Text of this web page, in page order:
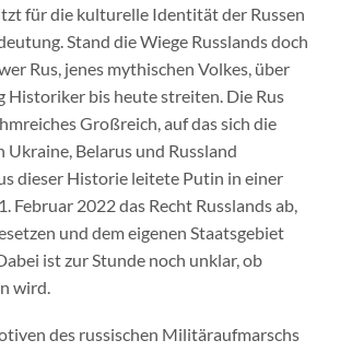
für die kulturelle Identität der Russen
Stand die Wiege Russlands doch
Rus, jenes mythischen Volkes, über
Historiker bis heute streiten. Die Rus
Großreich, auf das sich die
Ukraine, Belarus und Russland
dieser Historie leitete Putin in einer
Februar 2022 das Recht Russlands ab,
und dem eigenen Staatsgebiet
ist zur Stunde noch unklar, ob
wird.
des russischen Militäraufmarschs